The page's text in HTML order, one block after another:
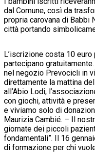
dal Comune, così da
propria carovana di Babbi
città portando
L’iscrizione costa 10
partecipano
nel negozio Prevocicli in
direttamente la mattina
all’Abio Lodi,
con giochi, attività e
e viviamo solo di
Maurizia Cambié. – Il
giornate dei piccoli
fondamentali”. Il 16
di formazione per chi